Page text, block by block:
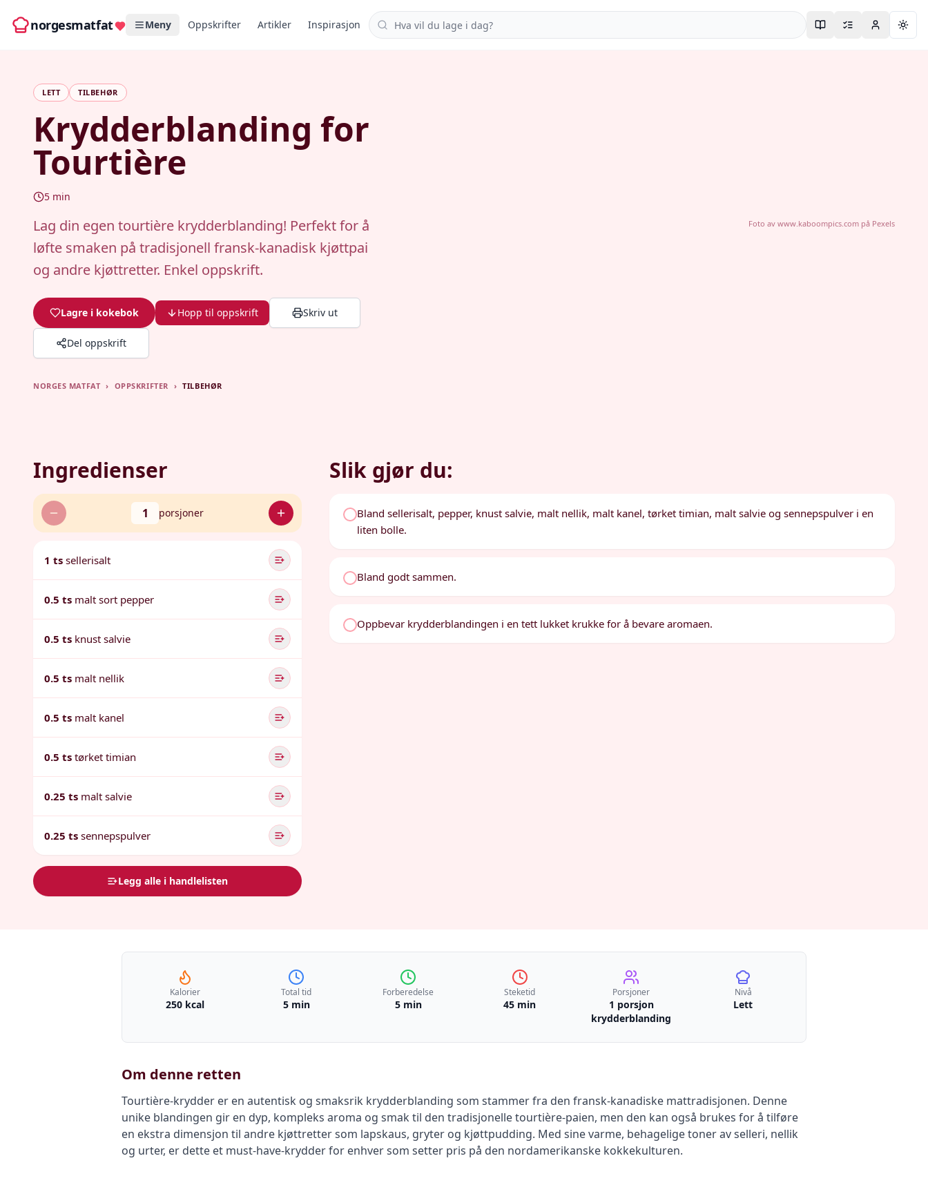
norgesmatfat Meny Oppskrifter Artikler Inspirasjon Søk i oppskrifter
LETT TILBEHØR
Krydderblanding for
Tourtière
5 min
Lag din egen tourtière krydderblanding! Perfekt for å
løfte smaken på tradisjonell fransk-kanadisk kjøttpai
og andre kjøttretter. Enkel oppskrift.
Lagre i kokebok Hopp til oppskrift Skriv ut
Del oppskrift
Foto av www.kaboompics.compå Pexels
NORGES MATFAT › OPPSKRIFTER › TILBEHØR
Ingredienser
1 porsjoner
1 ts sellerisalt
0.5 ts malt sort pepper
0.5 ts knust salvie
0.5 ts malt nellik
0.5 ts malt kanel
0.5 ts tørket timian
0.25 ts malt salvie
0.25 ts sennepspulver
Legg alle i handlelisten
Slik gjør du:
Bland sellerisalt, pepper, knust salvie, malt nellik, malt kanel, tørket timian, malt salvie og sennepspulver i en
liten bolle.
Bland godt sammen.
Oppbevar krydderblandingen i en tett lukket krukke for å bevare aromaen.
Kalorier
250 kcal
Total tid
5 min
Forberedelse
5 min
Steketid
45 min
Porsjoner
1 porsjon
krydderblanding
Nivå
Lett
Om denne retten
Tourtière-krydder er en autentisk og smaksrik krydderblanding som stammer fra den fransk-kanadiske mattradisjonen. Denne
unike blandingen gir en dyp, kompleks aroma og smak til den tradisjonelle tourtière-paien, men den kan også brukes for å tilføre
en ekstra dimensjon til andre kjøttretter som lapskaus, gryter og kjøttpudding. Med sine varme, behagelige toner av selleri, nellik
og urter, er dette et must-have-krydder for enhver som setter pris på den nordamerikanske kokkekulturen.